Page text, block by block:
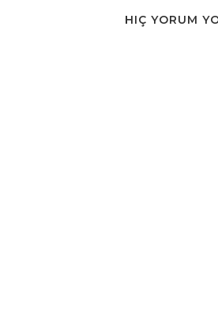
HIÇ YORUM